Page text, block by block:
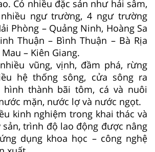
Có nhiều đặc sản như hải sâm,
ngư trường, 4 ngư trường
Phòng – Quảng Ninh, Hoàng Sa
Thuận – Bình Thuận – Bà Rịa
– Kiên Giang.
vũng, vịnh, đầm phá, rừng
hệ thống sông, cửa sông ra
thành bãi tôm, cá và nuôi
mặn, nước lợ và nước ngọt.
kinh nghiệm trong khai thác và
trình độ lao động được nâng
dụng khoa học – công nghệ